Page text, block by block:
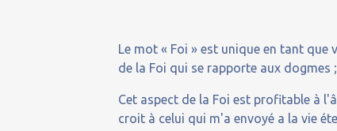
Le mot « Foi » est unique en tant
de la Foi qui se rapporte aux
Cet aspect de la Foi est profitable à
croit à celui qui m'a envoyé a la vie